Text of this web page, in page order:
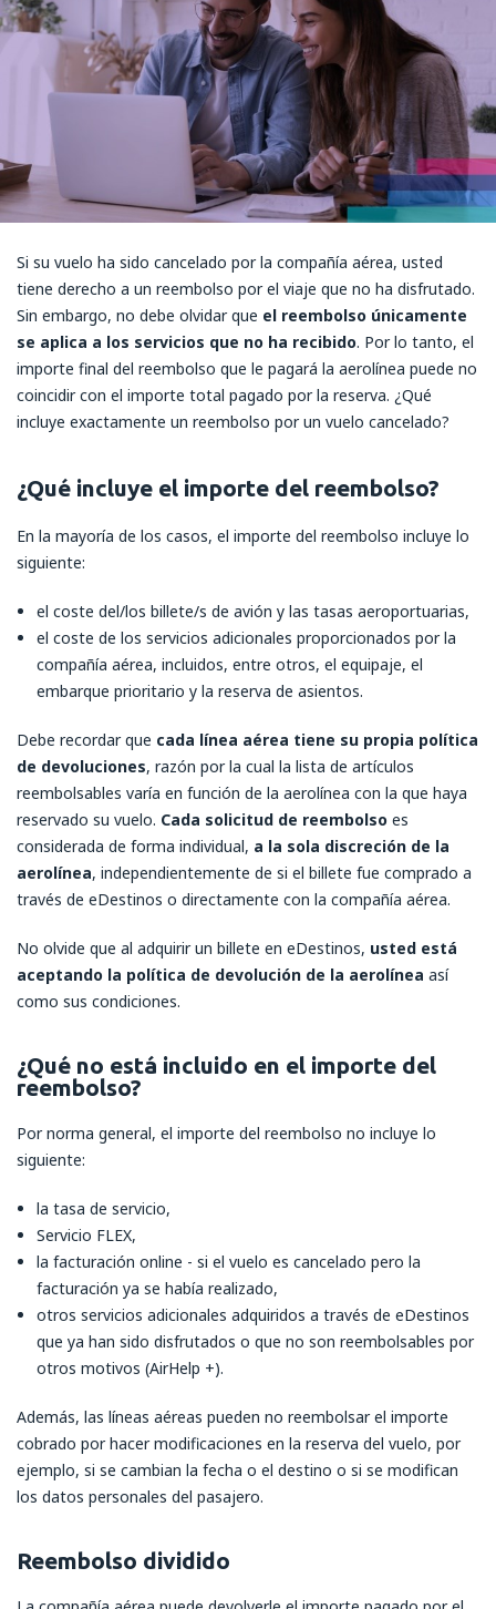
Si su vuelo ha sido cancelado por la compañía aérea, usted
tiene derecho a un reembolso por el viaje que no ha disfrutado.
Sin embargo, no debe olvidar que el reembolso únicamente
se aplica a los servicios que no ha recibido. Por lo tanto, el
importe final del reembolso que le pagará la aerolínea puede no
coincidir con el importe total pagado por la reserva. ¿Qué
incluye exactamente un reembolso por un vuelo cancelado?
¿Qué incluye el importe del reembolso?
En la mayoría de los casos, el importe del reembolso incluye lo
siguiente:
el coste del/los billete/s de avión y las tasas aeroportuarias,
el coste de los servicios adicionales proporcionados por la
compañía aérea, incluidos, entre otros, el equipaje, el
embarque prioritario y la reserva de asientos.
Debe recordar que cada línea aérea tiene su propia política
de devoluciones, razón por la cual la lista de artículos
reembolsables varía en función de la aerolínea con la que haya
reservado su vuelo. Cada solicitud de reembolso es
considerada de forma individual, a la sola discreción de la
aerolínea, independientemente de si el billete fue comprado a
través de eDestinos o directamente con la compañía aérea.
No olvide que al adquirir un billete en eDestinos, usted está
aceptando la política de devolución de la aerolínea así
como sus condiciones.
¿Qué no está incluido en el importe del
reembolso?
Por norma general, el importe del reembolso no incluye lo
siguiente:
la tasa de servicio,
Servicio FLEX,
la facturación online - si el vuelo es cancelado pero la
facturación ya se había realizado,
otros servicios adicionales adquiridos a través de eDestinos
que ya han sido disfrutados o que no son reembolsables por
otros motivos (AirHelp +).
Además, las líneas aéreas pueden no reembolsar el importe
cobrado por hacer modificaciones en la reserva del vuelo, por
ejemplo, si se cambian la fecha o el destino o si se modifican
los datos personales del pasajero.
Reembolso dividido